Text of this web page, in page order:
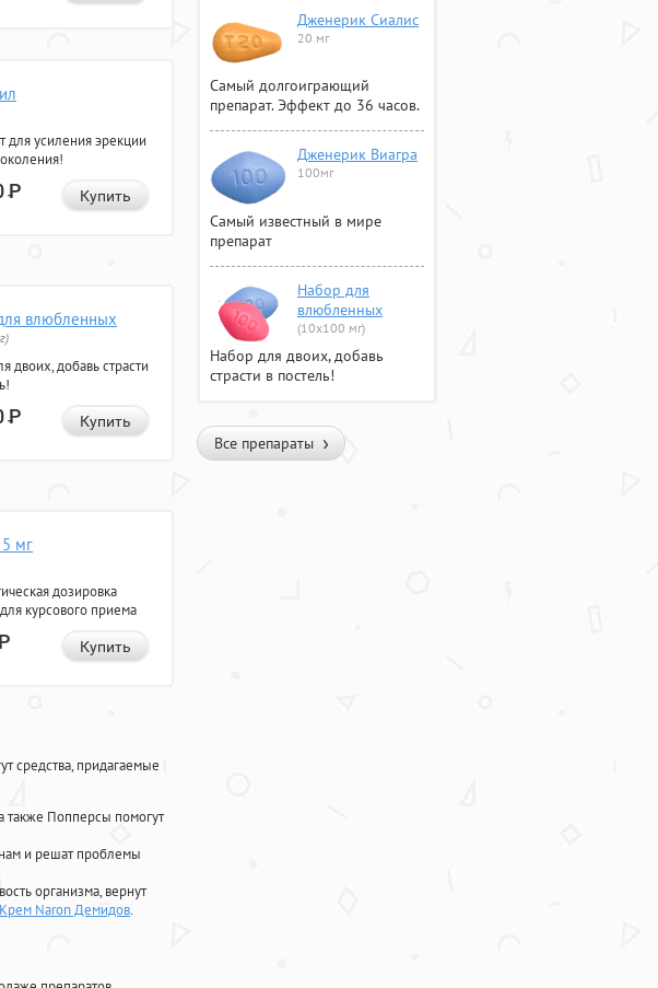
для усиления эрекции
Р Купить
влюбленных
двоих, добавь страсти
Р Купить
мг
дозировка
курсового приема
Купить
средства, придагаемые
также Попперсы помогут
и решат проблемы
организма, вернут
Naron Демидов.
Дженерик Сиалис
20 мг
Самый долгоиграющий
препарат. Эффект до 36 часов.
Дженерик Виагра
100мг
Самый известный в мире
препарат
Набор для
влюбленных
(10х100 мг)
Набор для двоих, добавь
страсти в постель!
Все препараты